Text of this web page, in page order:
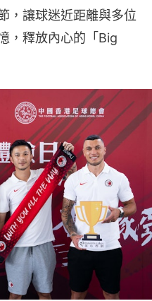
，讓球迷近距離與多位
，釋放內心的「Big